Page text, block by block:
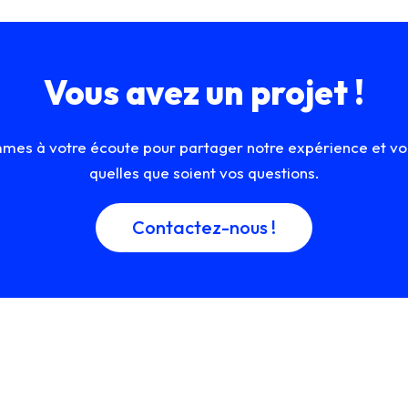
Vous avez un projet !
à votre écoute pour partager notre expérience et
quelles que soient vos questions.
Contactez-nous !